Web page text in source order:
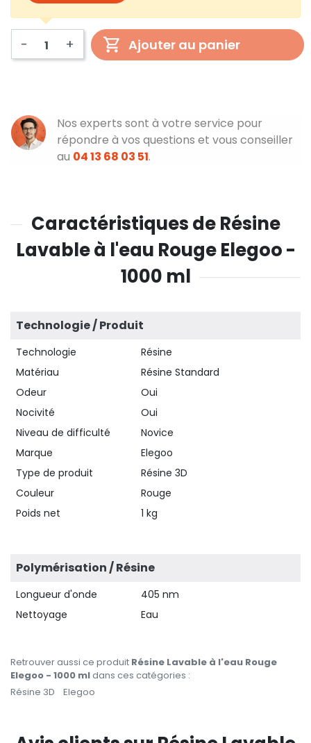
- + Ajouter au panier
Nos experts sont à votre service pour
répondre à vos questions et vous conseiller
au 04 13 68 03 51.
Caractéristiques de Résine
Lavable à l'eau Rouge Elegoo -
1000 ml
Technologie / Produit
Technologie
Résine
Matériau
Résine Standard
Odeur
Oui
Nocivité
Oui
Niveau de difficulté
Novice
Marque
Elegoo
Type de produit
Résine 3D
Couleur
Rouge
Poids net
1 kg
Polymérisation / Résine
Longueur d'onde
405 nm
Nettoyage
Eau
Retrouver aussi ce produit Résine Lavable à l'eau Rouge
Elegoo - 1000 mldans ces catégories :
Résine 3D
Elegoo